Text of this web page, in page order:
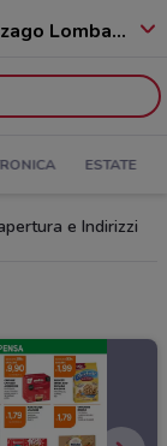
Bellinzago Lombardo - 20060
ESTATE
e Indirizzi